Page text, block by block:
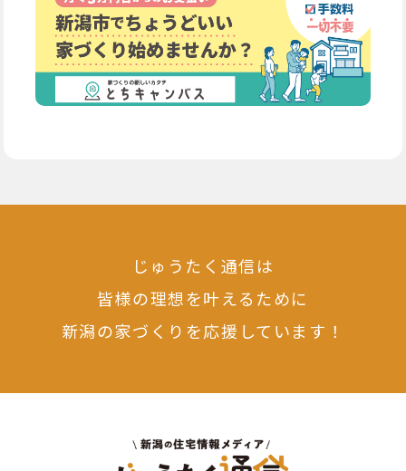
じゅうたく通信は
皆様の理想を叶えるために
新潟の家づくりを応援しています！